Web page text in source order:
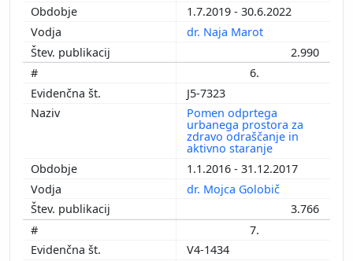
1.7.2019 - 30.6.2022
dr. Naja Marot
2.990
6.
J5-7323
Pomen odprtega
urbanega prostora za
zdravo odraščanje in
aktivno staranje
1.1.2016 - 31.12.2017
dr. Mojca Golobič
3.766
7.
V4-1434